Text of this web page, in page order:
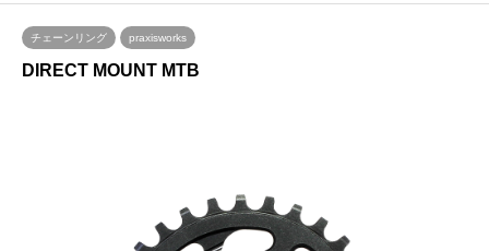
チェーンリング praxisworks
DIRECT MOUNT MTB